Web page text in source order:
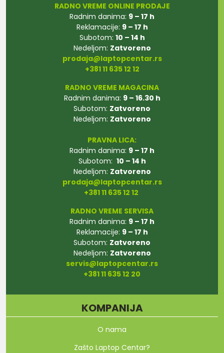
RADNO VREME ONLINE PRODAJE
Radnim danima: 9 – 17 h
Reklamacije: 9 – 17 h
Subotom: 10 – 14 h
Nedeljom: Zatvoreno
prodaja@laptopcentar.rs
+381 11 635 12 12
RADNO VREME MAGACINA
Radnim danima: 9 – 16.30 h
Subotom: Zatvoreno
Nedeljom: Zatvoreno
PRAVNA LICA:
Radnim danima: 9 – 17 h
Subotom: 10 – 14 h
Nedeljom: Zatvoreno
prodaja@laptopcentar.rs
+381 11 635 12 12
RADNO VREME SERVISA
Radnim danima: 9 – 17 h
Reklamacije: 9 – 17 h
Subotom: Zatvoreno
Nedeljom: Zatvoreno
servis@laptopcentar.rs
+381 11 635 12 20
KOMPANIJA
O nama
Zašto Laptop Centar?